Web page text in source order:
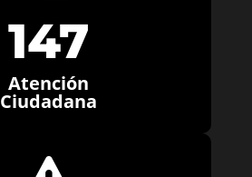
147
Atención
Ciudadana